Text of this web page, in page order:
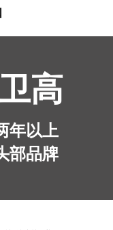
高
年以上
部品牌